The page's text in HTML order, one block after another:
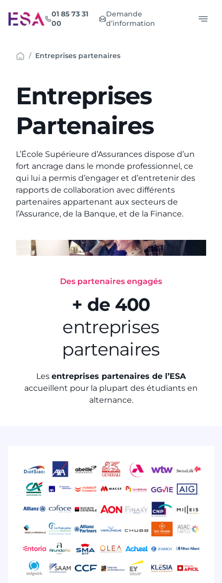
au
contenu
01 85 73 31
00
Demande
d’information
Entreprises partenaires
Entreprises
Partenaires
L’École Supérieure d’Assurances dispose d’un
fort ancrage dans le monde professionnel, ce
qui lui a permis d’engager et d’entretenir des
rapports de collaboration avec différents
partenaires appartenant aux secteurs de
l’Assurance, de la Banque, et de la Finance.
Des partenaires engagés
+ de 400
entreprises
partenaires
Les entreprises partenaires de l’ESA
accueillent pour la plupart des étudiants en
alternance.